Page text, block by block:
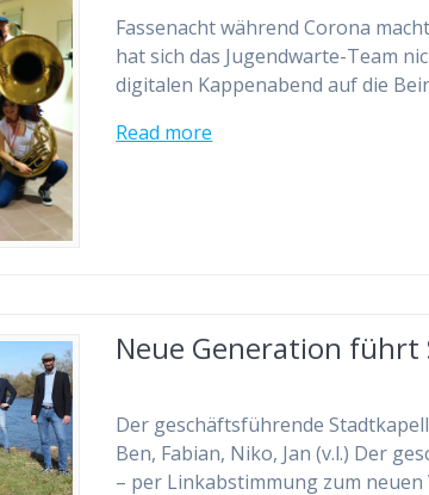
Fassenacht während Corona
hat sich das Jugendwarte-Team
digitalen Kappenabend auf die
Read more
Neue Generation führt
Der geschäftsführende
Ben, Fabian, Niko, Jan (v.l.) Der
– per Linkabstimmung zum